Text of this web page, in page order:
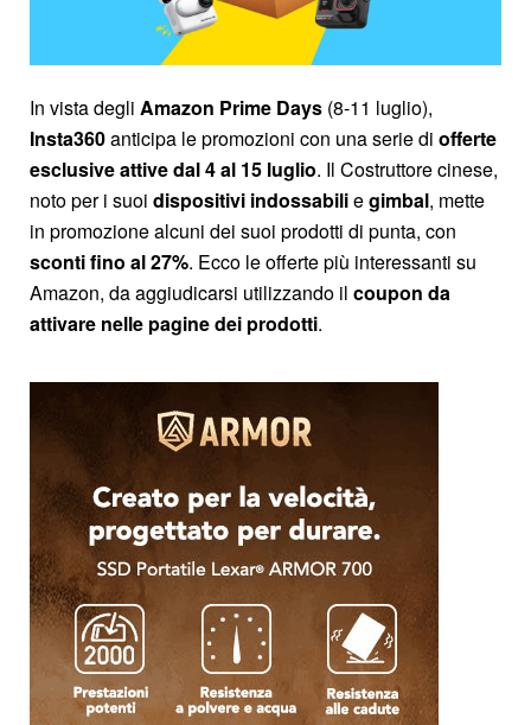
In vista degli Amazon Prime Days (8-11 luglio),
Insta360anticipa le promozioni con una serie di offerte
esclusive attive dal 4 al 15 luglio. Il Costruttore cinese,
noto per i suoi dispositivi indossabiliegimbal, mette
in promozione alcuni dei suoi prodotti di punta, con
sconti fino al 27%. Ecco le offerte più interessanti su
Amazon, da aggiudicarsi utilizzando il coupon da
attivare nelle pagine dei prodotti.